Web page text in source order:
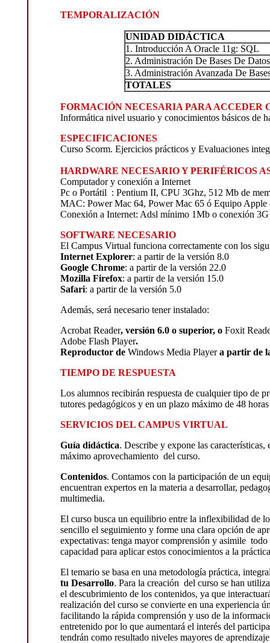
TEMPORALIZACIÓN
UNIDAD DIDÁCTICA
1. Introducción A Oracle 11g: SQL
2. Administración De Bases De
3. Administración Avanzada De
TOTALES
FORMACIÓN NECESARIA PARA ACCEDER
Informática nivel usuario y conocimientos básicos de
ESPECIFICACIONES
Curso Scorm. Ejercicios prácticos y Evaluaciones
HARDWARE NECESARIO Y PERIFÉRICOS
Computador y conexión a Internet
Pc o Portátil : Pentium II, CPU 3Ghz, 512 Mb de
MAC: Power Mac 64, Power Mac 65 ó Equipo
Conexión a Internet: Adsl mínimo 1Mb o conexión
SOFTWARE NECESARIO
El Campus Virtual funciona correctamente con los
Internet Explorer: a partir de la versión 8.0
Google Chrome: a partir de la versión 22.0
Mozilla Firefox: a partir de la versión 15.0
Safari: a partir de la versión 5.0
Además, será necesario tener instalado:
Acrobat Reader, versión 6.0 o superior, o Foxit
Adobe Flash Player.
Reproductor de Windows Media Playera partir de
TIEMPO DE RESPUESTA
Los alumnos recibirán respuesta de cualquier tipo de
tutores pedagógicos y en un plazo máximo de 48
SERVICIOS DEL CAMPUS VIRTUAL
Guía didáctica. Describe y expone las
máximo aprovechamiento del curso.
Contenidos. Contamos con la participación de un
encuentran expertos en la materia a desarrollar,
multimedia.
El curso busca un equilibrio entre la inflexibilidad de
sencillo el seguimiento y forme una clara opción de
expectativas: tenga mayor comprensión y asimile
capacidad para aplicar estos conocimientos a la
El temario se basa en una metodología práctica,
tu Desarrollo. Para la creación del curso se han
el descubrimiento de los contenidos, ya que
realización del curso se convierte en una experiencia
facilitando la rápida comprensión y uso de la
entretenido por lo que aumentará el interés del
tendrán como resultado niveles mayores de